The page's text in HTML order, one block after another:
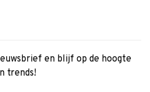
en blijf op de hoogte
trends!